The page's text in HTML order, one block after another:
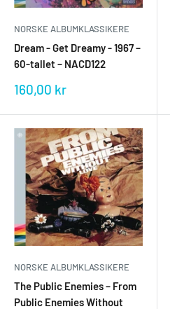
NORSKE ALBUMKLASSIKERE
Dream - Get Dreamy - 1967 –
60-tallet – NACD122
Salgspris
160,00 kr
NORSKE ALBUMKLASSIKERE
The Public Enemies – From
Public Enemies Without